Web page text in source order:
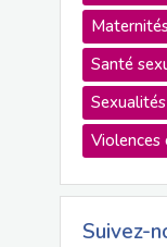
Santé
Sexualités
Violences
Suivez-